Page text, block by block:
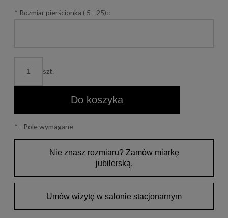
* Rozmiar pierścionka ( 5 - 25)::
szt.
Do koszyka
* - Pole wymagane
Nie znasz rozmiaru? Zamów miarkę
jubilerską.
Umów wizytę w salonie stacjonarnym